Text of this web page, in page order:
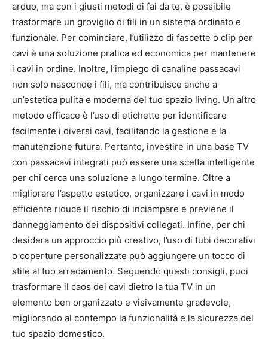
arduo, ma con i giusti metodi di fai da te, è possibile
trasformare un groviglio di fili in un sistema ordinato e
funzionale. Per cominciare, l’utilizzo di fascette o clip per
cavi è una soluzione pratica ed economica per mantenere
i cavi in ordine. Inoltre, l’impiego di canaline passacavi
non solo nasconde i fili, ma contribuisce anche a
un’estetica pulita e moderna del tuo spazio living. Un altro
metodo efficace è l’uso di etichette per identificare
facilmente i diversi cavi, facilitando la gestione e la
manutenzione futura. Pertanto, investire in una base TV
con passacavi integrati può essere una scelta intelligente
per chi cerca una soluzione a lungo termine. Oltre a
migliorare l’aspetto estetico, organizzare i cavi in modo
efficiente riduce il rischio di inciampare e previene il
danneggiamento dei dispositivi collegati. Infine, per chi
desidera un approccio più creativo, l’uso di tubi decorativi
o coperture personalizzate può aggiungere un tocco di
stile al tuo arredamento. Seguendo questi consigli, puoi
trasformare il caos dei cavi dietro la tua TV in un
elemento ben organizzato e visivamente gradevole,
migliorando al contempo la funzionalità e la sicurezza del
tuo spazio domestico.